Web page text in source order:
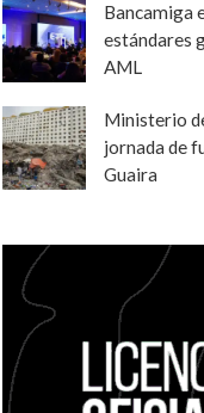
Bancamiga
estándares
AML
Ministerio
jornada de
Guaira